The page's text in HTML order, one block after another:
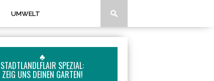
UMWELT
♣
STADTLANDLFLAIR SPEZIAL:
ZEIG UNS DEINEN GARTEN!